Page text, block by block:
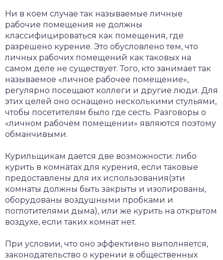
Ни в коем случае так называемые личные
рабочие помещения не должны
классифицироваться как помещения, где
разрешено курение. Это обусловлено тем, что
личных рабочих помещений как таковых на
самом деле не существует. Того, кто занимает так
называемое «личное рабочее помещение»,
регулярно посещают коллеги и другие люди. Для
этих целей оно оснащено несколькими стульями,
чтобы посетителям было где сесть. Разговоры о
«личном рабочем помещении» являются поэтому
обманчивыми.
Курильщикам дается две возможности: либо
курить в комнатах для курения, если таковые
предоставлены для их использования(эти
комнаты должны быть закрыты и изолированы,
оборудованы воздушными пробками и
поглотителями дыма), или же курить на открытом
воздухе, если таких комнат нет.
При условии, что оно эффективно выполняется,
законодательство о курении в общественных